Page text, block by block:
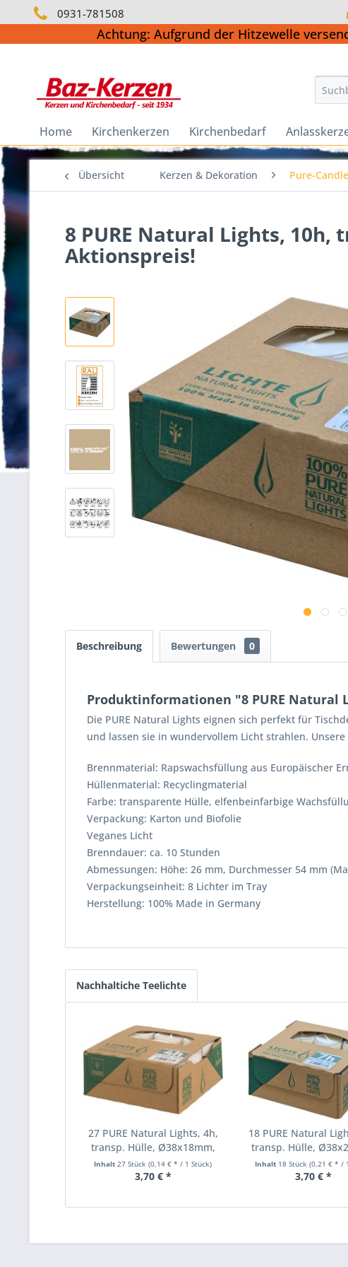
0931-781508
Achtung: Aufgrund der Hitzewelle
Home Kirchenkerzen Kirchenbedarf
Übersicht Kerzen & Dekoration Pure-
8 PURE Natural Lights,
Aktionspreis!
Beschreibung Bewertungen 0
Produktinformationen "8 PURE Natural
Die PURE Natural Lights eignen sich perfekt für
und lassen sie in wundervollem Licht strahlen.
Brennmaterial: Rapswachsfüllung aus Europäischer
Hüllenmaterial: Recyclingmaterial
Farbe: transparente Hülle, elfenbeinfarbige
Verpackung: Karton und Biofolie
Veganes Licht
Brenndauer: ca. 10 Stunden
Abmessungen: Höhe: 26 mm, Durchmesser 54 mm
Verpackungseinheit: 8 Lichter im Tray
Herstellung: 100% Made in Germany
Nachhaltiche Teelichte
27 PURE Natural Lights, 4h,
transp. Hülle, Ø38x18mm,
Aktionspreis!
Inhalt27 Stück(0,14 € * / 1 Stück)
3,70 € *
18 PURE Natural
transp. Hülle,
Aktionspreis!
Inhalt 18 Stück (0,21 € * /
3,70 € *